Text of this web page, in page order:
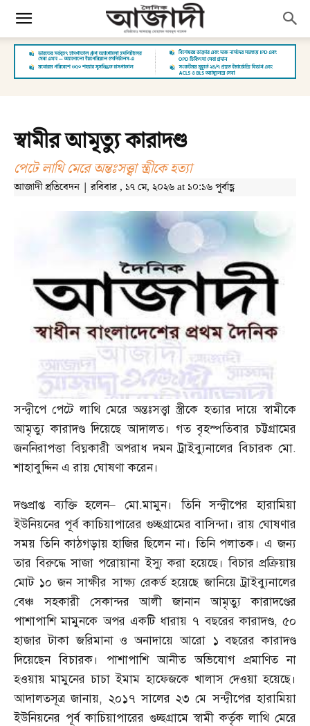
স্বামীর আমৃত্যু কারাদণ্ড
পেটে লাথি মেরে অন্তঃসত্ত্বা স্ত্রীকে হত্যা
আজাদী প্রতিবেদন | রবিবার , ১৭ মে, ২০২৬ at ১০:১৬ পূর্বাহ্ণ
সন্দ্বীপে পেটে লাথি মেরে অন্তঃসত্ত্বা স্ত্রীকে হত্যার দায়ে স্বামীকে
আমৃত্যু কারাদণ্ড দিয়েছে আদালত। গত বৃহস্পতিবার চট্টগ্রামের
জননিরাপত্তা বিঘ্নকারী অপরাধ দমন ট্রাইব্যুনালের বিচারক মো.
শাহাবুদ্দিন এ রায় ঘোষণা করেন।
দণ্ডপ্রাপ্ত ব্যক্তি হলেন–মো.মামুন। তিনি সন্দ্বীপের হারামিয়া
ইউনিয়নের পূর্ব কাচিয়াপারের গুচ্ছগ্রামের বাসিন্দা। রায় ঘোষণার
সময় তিনি কাঠগড়ায় হাজির ছিলেন না। তিনি পলাতক। এ জন্য
তার বিরুদ্ধে সাজা পরোয়ানা ইস্যু করা হয়েছে। বিচার প্রক্রিয়ায়
মোট ১০ জন সাক্ষীর সাক্ষ্য রেকর্ড হয়েছে জানিয়ে ট্রাইব্যুনালের
বেঞ্চ সহকারী সেকান্দর আলী জানান আমৃত্যু কারাদণ্ডের
পাশাপাশি মামুনকে অপর একটি ধারায় ৭ বছরের কারাদণ্ড, ৫০
হাজার টাকা জরিমানা ও অনাদায়ে আরো ১ বছরের কারাদণ্ড
দিয়েছেন বিচারক। পাশাপাশি আনীত অভিযোগ প্রমাণিত না
হওয়ায় মামুনের চাচা ইমাম হাফেজকে খালাস দেওয়া হয়েছে।
আদালতসূত্র জানায়, ২০১৭ সালের ২৩ মে সন্দ্বীপের হারামিয়া
ইউনিয়নের পূর্ব কাচিয়াপারের গুচ্ছগ্রামে স্বামী কর্তৃক লাথি মেরে